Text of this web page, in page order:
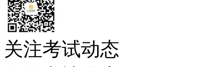
关注考试动态